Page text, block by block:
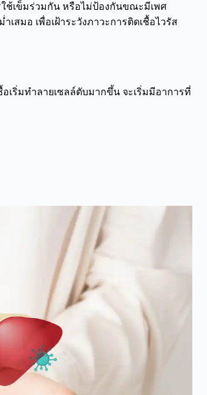
ใช้เข็มร่วมกัน หรือไม่ป้องกันขณะมีเพศ
สมอ เพื่อเฝ้าระวังภาวะการติดเชื้อไวรัส
เริ่มทำลายเซลล์ตับมากขึ้น จะเริ่มมีอาการที่